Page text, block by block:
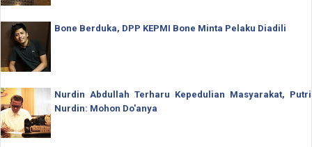
Bone Berduka, DPP KEPMI Bone Minta Pelaku Diadili
Nurdin Abdullah Terharu Kepedulian Masyarakat, Putri
Nurdin: Mohon Do'anya